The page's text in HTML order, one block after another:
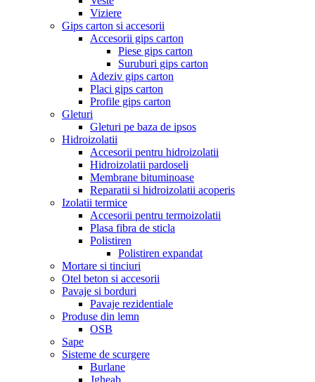
Viziere
Gips carton si accesorii
Accesorii gips carton
Piese gips carton
Suruburi gips carton
Adeziv gips carton
Placi gips carton
Profile gips carton
Gleturi
Gleturi pe baza de ipsos
Hidroizolatii
Accesorii pentru hidroizolatii
Hidroizolatii pardoseli
Membrane bituminoase
Reparatii si hidroizolatii acoperis
Izolatii termice
Accesorii pentru termoizolatii
Plasa fibra de sticla
Polistiren
Polistiren expandat
Mortare si tinciuri
Otel beton si accesorii
Pavaje si borduri
Pavaje rezidentiale
Produse din lemn
OSB
Sape
Sisteme de scurgere
Burlane
Jgheab